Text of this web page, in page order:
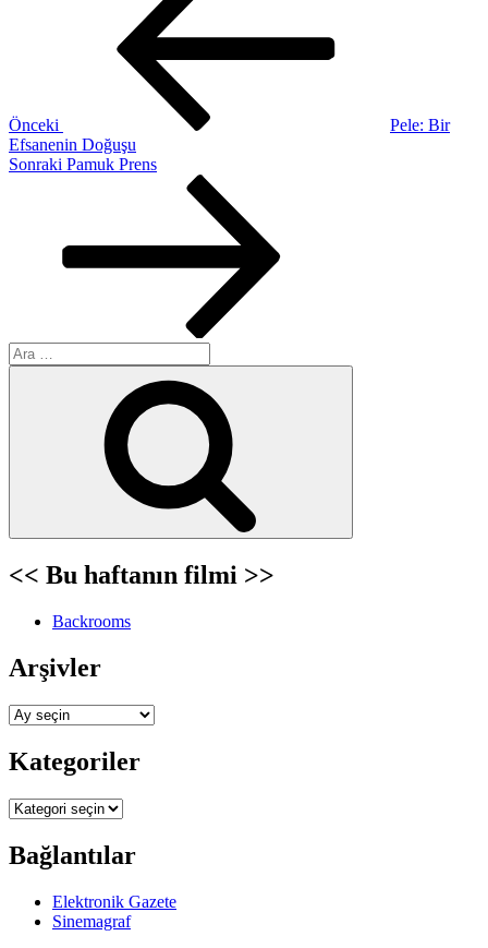
Önceki
Pele: Bir
Efsanenin Doğuşu
Sonraki
Sonraki Pamuk Prens
Ara:
<< Bu haftanın filmi >>
Backrooms
Arşivler
Arşivler
Kategoriler
Kategoriler
Bağlantılar
Elektronik Gazete
Sinemagraf